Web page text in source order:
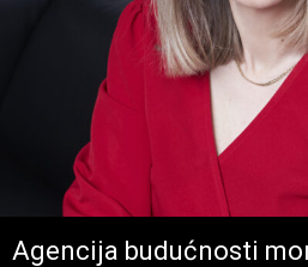
Agencija budućnosti